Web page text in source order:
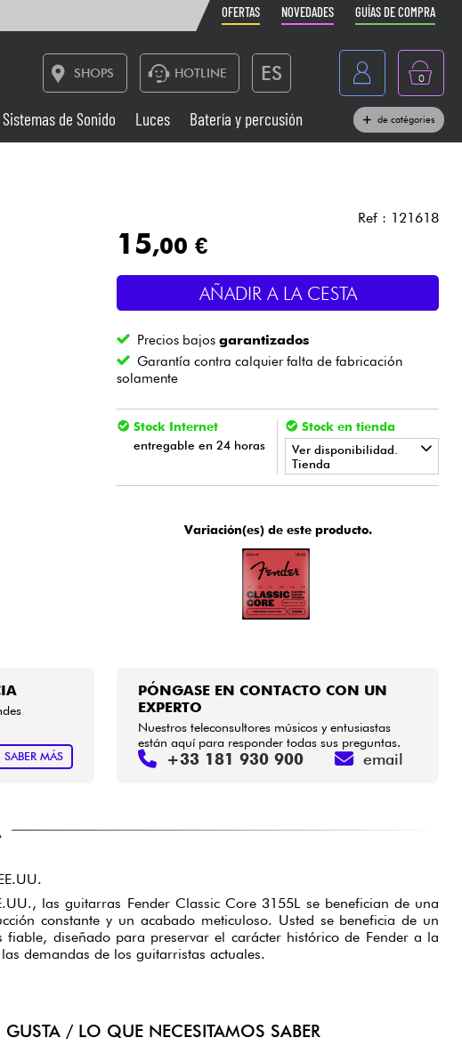
OFERTAS NOVEDADES GUÍAS DE COMPRA
SHOPS HOTLINE ES
France
Belgique
Nederland
0
Sistemas de Sonido
Vientos
Cables & Acces.
Sistemas de Sonido Luces Batería y percusión de catégories
Ref : 121618
15,00 €
AÑADIR A LA CESTA
Precios bajosgarantizados
Garantía contra calquier falta de fabricación
solamente
Stock Internet
entregable en 24 horas
Stock en tienda
Ver disponibilidad.
Tienda
• Star MusicBORDEAUX
Star S
• Star'SMusic
•
• Star'SMusic TOULOUSE
Variación(es) de este producto.
SABER MÁS
PÓNGASE EN CONTACTO CON UN
EXPERTO
Nuestros teleconsultores músicos y entusiastas
están aquí para responder todas sus preguntas.
+33 181 930 900 email
las guitarras Fender Classic Core 3155L se benefician de una
constante y un acabado meticuloso. Usted se beneficia de un
fiable, diseñado para preservar el carácter histórico de Fender a la
demandas de los guitarristas actuales.
/ LO QUE NECESITAMOS SABER